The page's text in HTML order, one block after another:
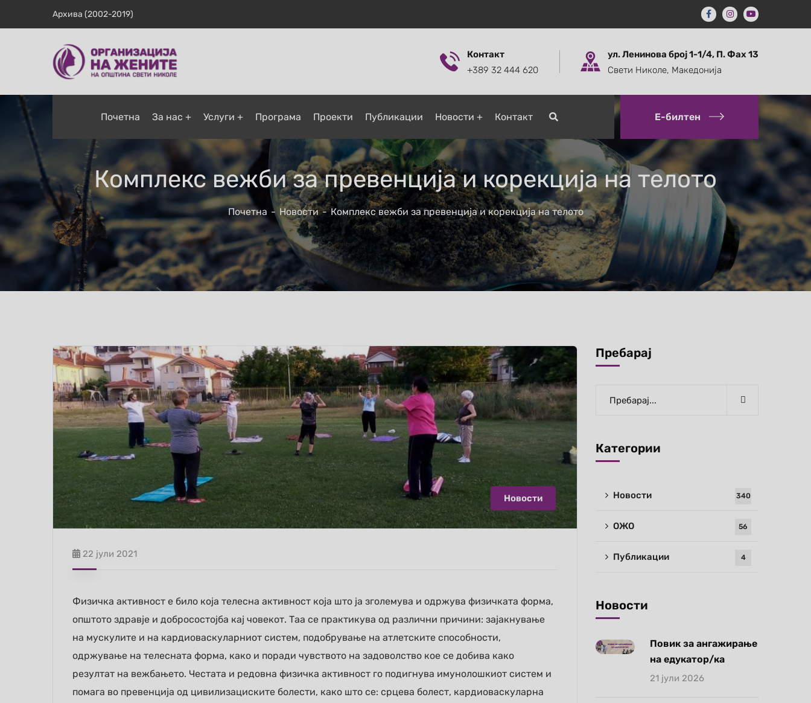
Архива (2002-2019)
Контакт
+389 32 444 620
ул. Ленинова број 1-1/4, П. Фах 13
Свети Николе, Македонија
Почетна За нас Услуги Програмa Проекти Публикации Новости Контакт Е-билтен
Комплекс вежби за превенција и корекција на телото
Почетна Новости Комплекс вежби за превенција и корекција на телото
Новости
22 јули 2021
Физичка активност е било која телесна активност која што ја зголемува и одржува физичката форма,
општото здравје и добросостојба кај човекот. Таа се практикува од различни причини: зајакнување
на мускулите и на кардиоваскуларниот систем, подобрување на атлетските способности,
одржување на телесната форма, како и поради чувството на задоволство кое се добива како
резултат на вежбањето. Честата и редовна физичка активност го подигнува имунолошкиот систем и
помага во превенција од цивилизациските болести, како што се: срцева болест, кардиоваскуларна
Пребарај
Категории
Новости 340
ОЖО 56
Публикации 4
Новости
Повик за ангажирање
на едукатор/ка
21 јули 2026